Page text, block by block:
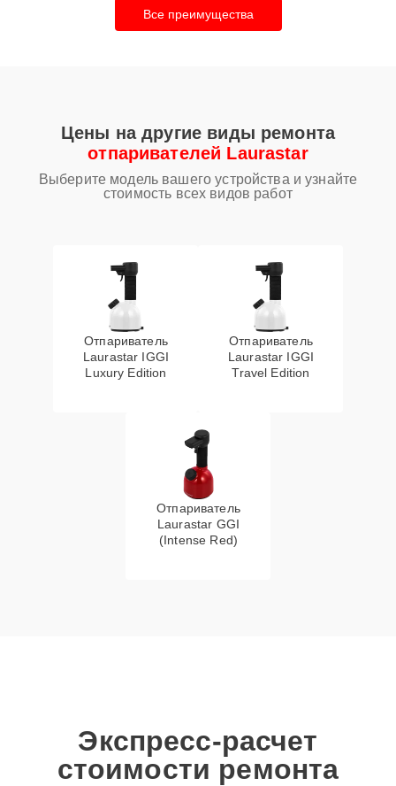
Все преимущества
Цены на другие виды ремонта
отпаривателей Laurastar
Выберите модель вашего устройства и узнайте
стоимость всех видов работ
Отпариватель
Laurastar IGGI
Luxury Edition
Отпариватель
Laurastar IGGI
Travel Edition
Отпариватель
Laurastar GGI
(Intense Red)
Экспресс-расчет
стоимости ремонта